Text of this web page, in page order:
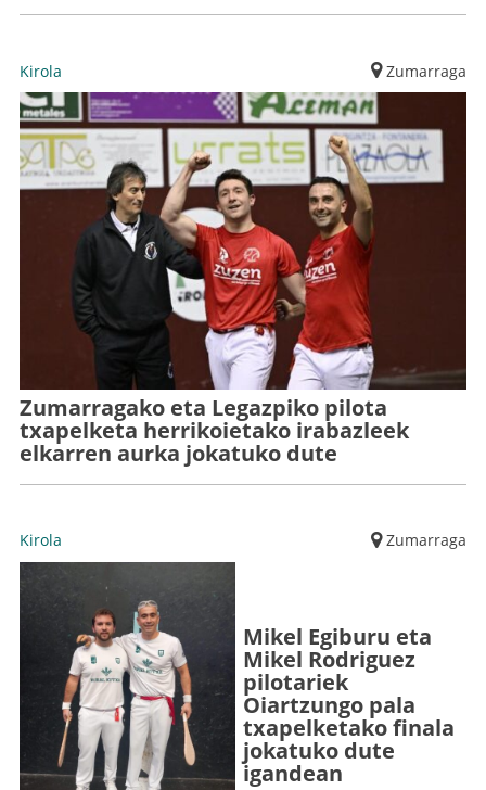
Kirola Zumarraga
Zumarragako eta Legazpiko pilota
txapelketa herrikoietako irabazleek
elkarren aurka jokatuko dute
Kirola Zumarraga
Mikel Egiburu eta
Mikel Rodriguez
pilotariek
Oiartzungo pala
txapelketako finala
jokatuko dute
igandean